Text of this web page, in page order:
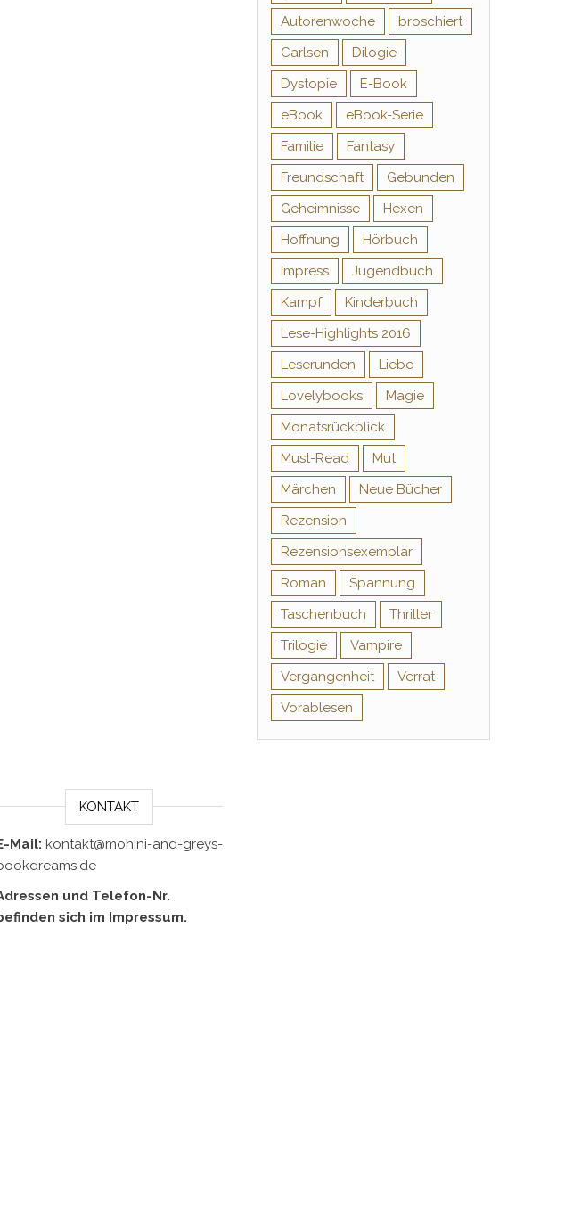
Autorenwoche
broschiert
Carlsen
Dilogie
Dystopie
E-Book
eBook
eBook-Serie
Familie
Fantasy
Freundschaft
Gebunden
Geheimnisse
Hexen
Hoffnung
Hörbuch
Impress
Jugendbuch
Kampf
Kinderbuch
Lese-Highlights 2016
Leserunden
Liebe
Lovelybooks
Magie
Monatsrückblick
Must-Read
Mut
Märchen
Neue Bücher
Rezension
Rezensionsexemplar
Roman
Spannung
Taschenbuch
Thriller
Trilogie
Vampire
Vergangenheit
Verrat
Vorablesen
KONTAKT
Mail: kontakt@mohini-and-greys-
und Telefon-Nr.
sich im Impressum.